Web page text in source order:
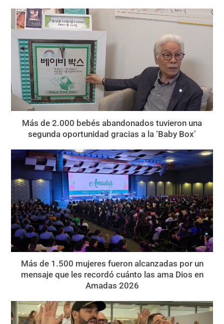
Más de 2.000 bebés abandonados tuvieron una
segunda oportunidad gracias a la ‘Baby Box’
Más de 1.500 mujeres fueron alcanzadas por un
mensaje que les recordó cuánto las ama Dios en
Amadas 2026